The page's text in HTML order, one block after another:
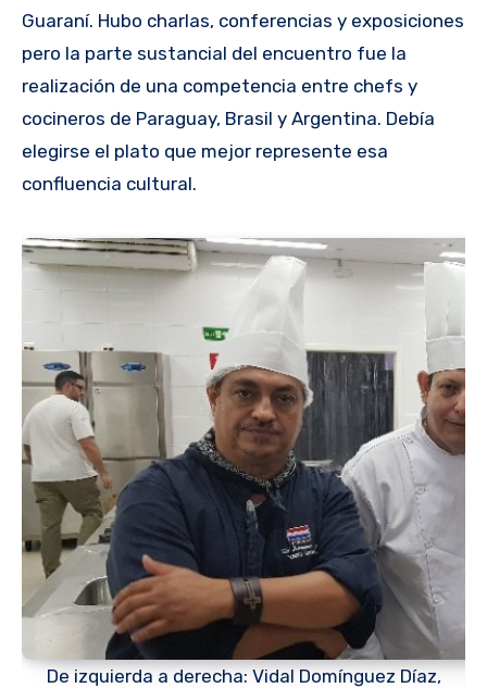
Guaraní. Hubo charlas, conferencias y exposiciones
pero la parte sustancial del encuentro fue la
realización de una competencia entre chefs y
cocineros de Paraguay, Brasil y Argentina. Debía
elegirse el plato que mejor represente esa
confluencia cultural.
De izquierda a derecha: Vidal Domínguez Díaz,